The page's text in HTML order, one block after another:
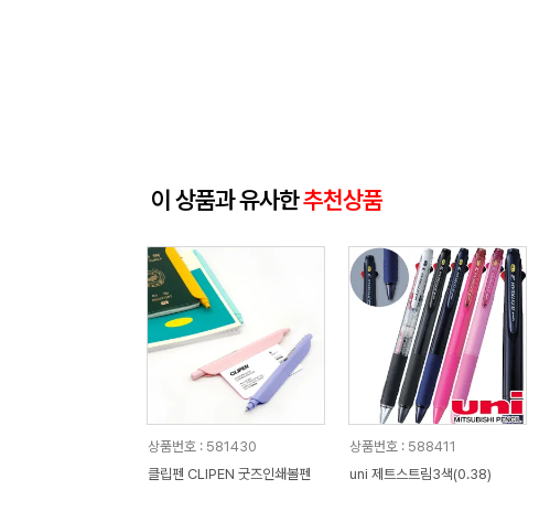
이 상품과 유사한추천상품
상품번호 : 581430
클립펜 CLIPEN 굿즈인쇄볼펜
상품번호 : 588411
uni 제트스트림3색(0.38)